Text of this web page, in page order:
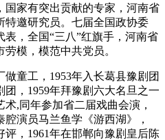
国家有突出贡献的专家，河南省
特邀研究员。七届全国政协委
表，全国“三八”红旗手，河南省
模，模范中共党员。
童工，1953年入长葛县豫剧团
团，1959年拜豫剧六大名旦之一
,同年参加省二届戏曲会演，
演员马兰鱼学《游西湖》，
评，1961年在邯郸向豫剧皇后陈